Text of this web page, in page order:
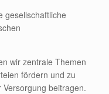
gesellschaftliche
wir zentrale Themen
fördern und zu
beitragen.